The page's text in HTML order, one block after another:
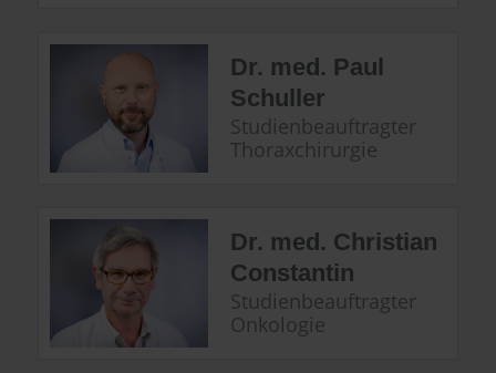
Dr. med. Paul
Schuller
Studienbeauftragter
Thoraxchirurgie
Dr. med. Christian
Constantin
Studienbeauftragter
Onkologie